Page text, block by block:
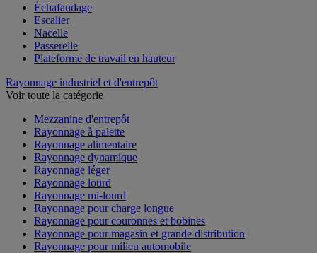
Échafaudage
Escalier
Nacelle
Passerelle
Plateforme de travail en hauteur
Rayonnage industriel et d'entrepôt
Voir toute la catégorie
Mezzanine d'entrepôt
Rayonnage à palette
Rayonnage alimentaire
Rayonnage dynamique
Rayonnage léger
Rayonnage lourd
Rayonnage mi-lourd
Rayonnage pour charge longue
Rayonnage pour couronnes et bobines
Rayonnage pour magasin et grande distribution
Rayonnage pour milieu automobile